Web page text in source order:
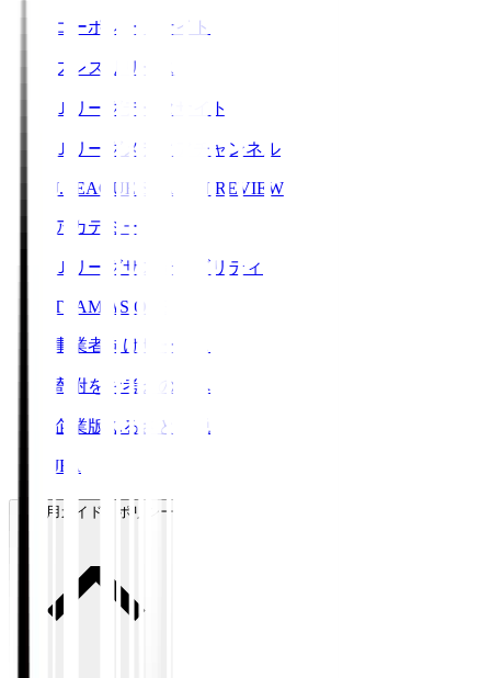
コーポレートサイト
プレスリリース
Ｊリーグデータサイト
Ｊリーグメディアチャンネル
J.LEAGUE SEASON REVIEW
アカデミー
Ｊリーグサステナビリティ
TEAM AS ONE
事業者向けサービス
寄附をお考えの方へ
企業版ふるさと納税
JFA
ご利用ガイド・ポリシー